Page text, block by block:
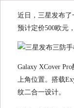
近日，三星发布了
预计定价500欧元
Galaxy XCover
上角位置。搭载
纹二合一设计。